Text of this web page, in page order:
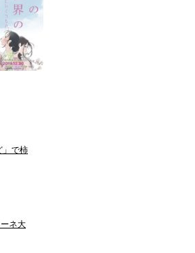
」で柿
ネ大